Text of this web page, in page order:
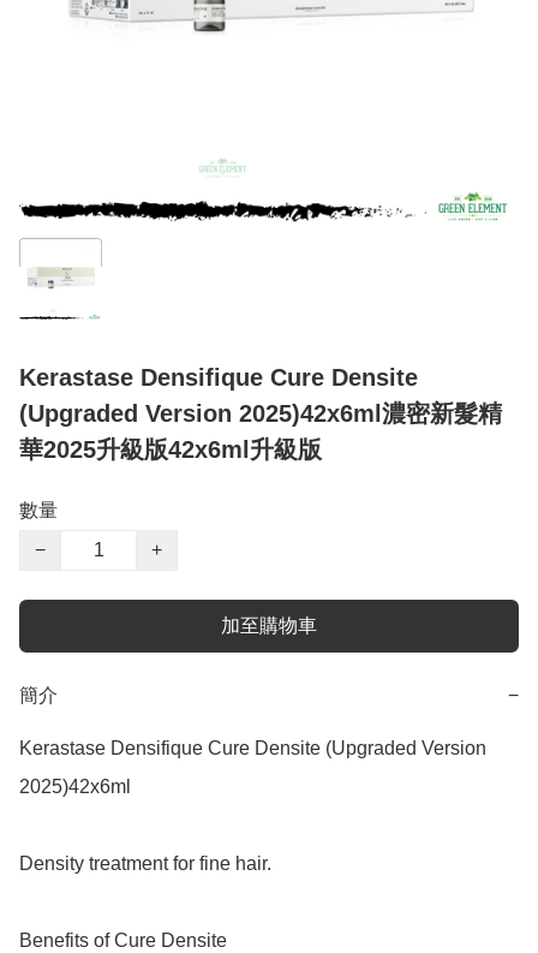
Kerastase Densifique Cure Densite
(Upgraded Version 2025)42x6ml濃密新髮精
華2025升級版42x6ml升級版
數量
−
+
加至購物車
簡介 −
Kerastase Densifique Cure Densite (Upgraded Version
2025)42x6ml
Density treatment for fine hair.
Benefits of Cure Densite